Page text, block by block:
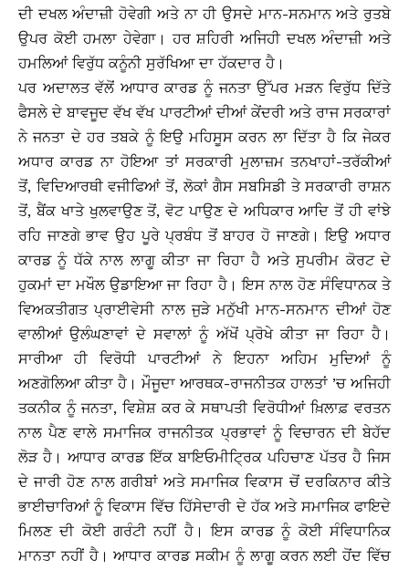
ਦੀ ਦਖਲ ਅੰਦਾਜ਼ੀ ਹੋਵੇਗੀ ਅਤੇ ਨਾ ਹੀ ਉਸਦੇ ਮਾਨ-ਸਨਮਾਨ ਅਤੇ ਰੁਤਬੇ
ਉਪਰ ਕੋਈ ਹਮਲਾ ਹੇਵੇਗਾ। ਹਰ ਸ਼ਹਿਰੀ ਅਜਿਹੀ ਦਖਲ ਅੰਦਾਜ਼ੀ ਅਤੇ
ਹਮਲਿਆਂ ਵਿਰੁੱਧ ਕਨੂੰਨੀ ਸੁਰੱਖਿਆ ਦਾ ਹੱਕਦਾਰ ਹੈ।
ਪਰ ਅਦਾਲਤ ਵੱਲੋਂ ਆਧਾਰ ਕਾਰਡ ਨੂੰ ਜਨਤਾ ਉੱਪਰ ਮੜਨ ਵਿਰੁੱਧ ਦਿੱਤੇ
ਫੈਸਲੇ ਦੇ ਬਾਵਜੂਦ ਵੱਖ ਵੱਖ ਪਾਰਟੀਆਂ ਦੀਆਂ ਕੇਂਦਰੀ ਅਤੇ ਰਾਜ ਸਰਕਾਰਾਂ
ਨੇ ਜਨਤਾ ਦੇ ਹਰ ਤਬਕੇ ਨੂੰ ਇਉ ਮਹਿਸੂਸ ਕਰਨ ਲਾ ਦਿੱਤਾ ਹੈ ਕਿ ਜੇਕਰ
ਅਧਾਰ ਕਾਰਡ ਨਾ ਹੋਇਆ ਤਾਂ ਸਰਕਾਰੀ ਮੁਲਾਜ਼ਮ ਤਨਖਾਹਾਂ-ਤਰੱਕੀਆਂ
ਤੋਂ, ਵਿਦਿਆਰਥੀ ਵਜੀਫਿਆਂ ਤੋਂ, ਲੋਕਾਂ ਗੈਸ ਸਬਸਿਡੀ ਤੇ ਸਰਕਾਰੀ ਰਾਸ਼ਨ
ਤੋਂ, ਬੈਂਕ ਖਾਤੇ ਖੁਲਵਾਉਣ ਤੋਂ, ਵੋਟ ਪਾਉਣ ਦੇ ਅਧਿਕਾਰ ਆਦਿ ਤੋਂ ਹੀ ਵਾਂਝੇ
ਰਹਿ ਜਾਣਗੇ ਭਾਵ ਉਹ ਪੂਰੇ ਪ੍ਰਬੰਧ ਤੋਂ ਬਾਹਰ ਹੋ ਜਾਣਗੇ। ਇਉ ਅਧਾਰ
ਕਾਰਡ ਨੂੰ ਧੱਕੇ ਨਾਲ ਲਾਗੂ ਕੀਤਾ ਜਾ ਰਿਹਾ ਹੈ ਅਤੇ ਸੁਪਰੀਮ ਕੋਰਟ ਦੇ
ਹੁਕਮਾਂ ਦਾ ਮਖੌਲ ਉਡਾਇਆ ਜਾ ਰਿਹਾ ਹੈ। ਇਸ ਨਾਲ ਹੋਣ ਸੰਵਿਧਾਨਕ ਤੇ
ਵਿਅਕਤੀਗਤ ਪ੍ਰਾਈਵੇਸੀ ਨਾਲ ਜੁੜੇ ਮਨੁੱਖੀ ਮਾਨ-ਸਨਮਾਨ ਦੀਆਂ ਹੋਣ
ਵਾਲੀਆਂ ਉਲੰਘਣਾਵਾਂ ਦੇ ਸਵਾਲਾਂ ਨੂੰ ਅੱਖੋਂ ਪ੍ਰੋਖੇ ਕੀਤਾ ਜਾ ਰਿਹਾ ਹੈ।
ਸਾਰੀਆ ਹੀ ਵਿਰੋਧੀ ਪਾਰਟੀਆਂ ਨੇ ਇਹਨਾ ਅਹਿਮ ਮੁਦਿਆਂ ਨੂੰ
ਅਣਗੋਲਿਆ ਕੀਤਾ ਹੈ। ਮੌਜੂਦਾ ਆਰਥਕ-ਰਾਜਨੀਤਕ ਹਾਲਤਾਂ ’ਚ ਅਜਿਹੀ
ਤਕਨੀਕ ਨੂੰ ਜਨਤਾ, ਵਿਸ਼ੇਸ਼ ਕਰ ਕੇ ਸਥਾਪਤੀ ਵਿਰੋਧੀਆਂ ਖ਼ਿਲਾਫ਼ ਵਰਤਨ
ਨਾਲ ਪੈਣ ਵਾਲੇ ਸਮਾਜਿਕ ਰਾਜਨੀਤਕ ਪ੍ਰਭਾਵਾਂ ਨੂੰ ਵਿਚਾਰਨ ਦੀ ਬੇਹੱਦ
ਲੋੜ ਹੈ। ਆਧਾਰ ਕਾਰਡ ਇੱਕ ਬਾਇਓਮੀਟਿ੍ਰਕ ਪਹਿਚਾਣ ਪੱਤਰ ਹੈ ਜਿਸ
ਦੇ ਜਾਰੀ ਹੋਣ ਨਾਲ ਗਰੀਬਾਂ ਅਤੇ ਸਮਾਜਿਕ ਵਿਕਾਸ ਚੋਂ ਦਰਕਿਨਾਰ ਕੀਤੇ
ਭਾਈਚਾਰਿਆਂ ਨੂੰ ਵਿਕਾਸ ਵਿੱਚ ਹਿੱਸੇਦਾਰੀ ਦੇ ਹੱਕ ਅਤੇ ਸਮਾਜਿਕ ਫਾਇਦੇ
ਮਿਲਣ ਦੀ ਕੋਈ ਗਰੰਟੀ ਨਹੀਂ ਹੈ। ਇਸ ਕਾਰਡ ਨੂੰ ਕੋਈ ਸੰਵਿਧਾਨਿਕ
ਮਾਨਤਾ ਨਹੀਂ ਹੈ। ਆਧਾਰ ਕਾਰਡ ਸਕੀਮ ਨੂੰ ਲਾਗੂ ਕਰਨ ਲਈ ਹੋਂਦ ਵਿੱਚ